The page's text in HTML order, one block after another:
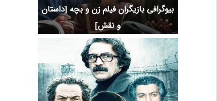
بیوگرافی بازیگران فیلم زن و بچه [داستان
و نقش]